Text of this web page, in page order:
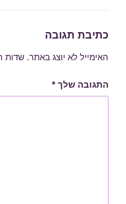
כתיבת תגובה
האימייל לא יוצג באתר. שדות
התגובה שלך *